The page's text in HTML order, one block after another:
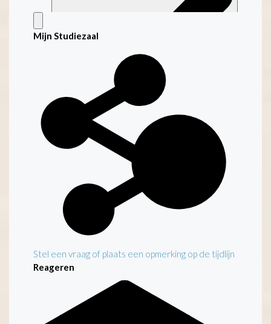
Kenmerken
Mijn Studiezaal
Stel een vraag of plaats een opmerking op de tijdlijn
Reageren